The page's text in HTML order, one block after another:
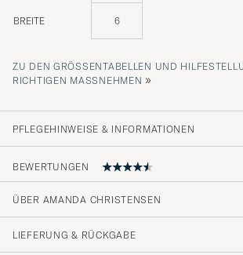
BREITE 6
ZU DEN GRÖSSENTABELLEN UND
ICHTIGEN MASSNEHMEN
»
PFLEGEHINWEISE & INFORMATIONEN
BEWERTUNGEN
Snygg, stillren. Känns exklusiv
MAX Ö GEKAUFT AM AUF
ÜBER AMANDA CHRISTENSEN
LIEFERUNG & RÜCKGABE